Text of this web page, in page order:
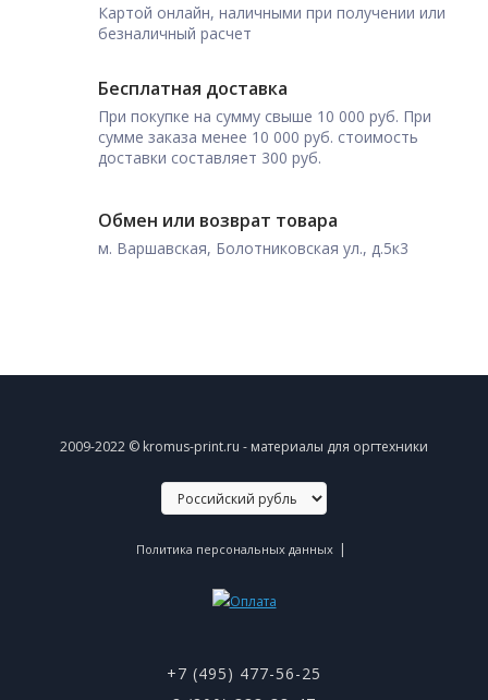
Картой онлайн, наличными при получении или
безналичный расчет
Бесплатная доставка
При покупке на сумму свыше 10 000 руб. При
сумме заказа менее 10 000 руб. стоимость
доставки составляет 300 руб.
Обмен или возврат товара
м. Варшавская, Болотниковская ул., д.5к3
2009-2022 © kromus-print.ru - материалы для оргтехники
Политика персональных данных |
+7 (495) 477-56-25